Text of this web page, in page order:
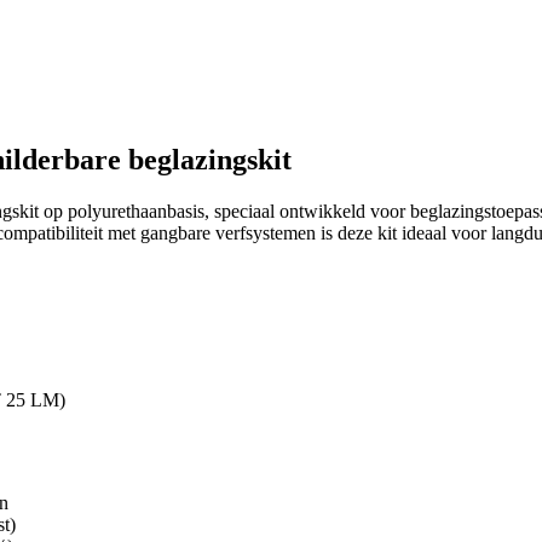
beglazingskit
op polyurethaanbasis, speciaal ontwikkeld voor
met gangbare verfsystemen is deze kit ideaal voor
25 LM)